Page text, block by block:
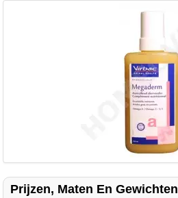
Prijzen, Maten En Gewichten